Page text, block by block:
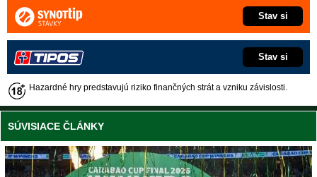
Stav si
Stav si
Hazardné hry predstavujú riziko finančných strát a vzniku závislosti.
SÚVISIACE ČLÁNKY